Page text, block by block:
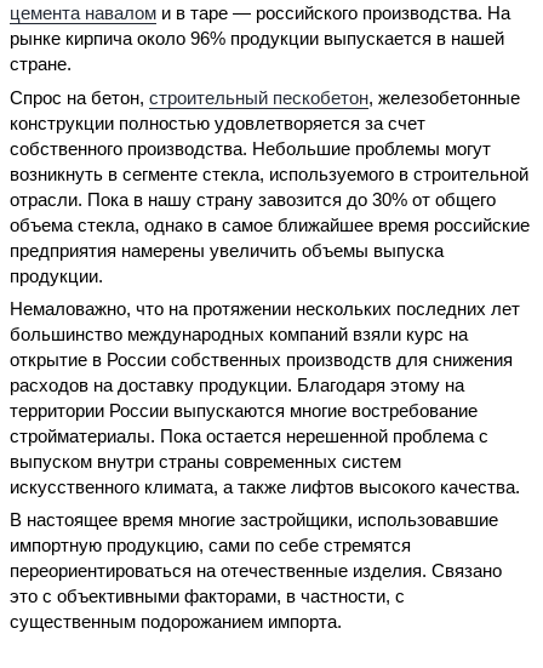
цемента навалом и в таре — российского производства. На
рынке кирпича около 96% продукции выпускается в нашей
стране.
Спрос на бетон, строительный пескобетон, железобетонные
конструкции полностью удовлетворяется за счет
собственного производства. Небольшие проблемы могут
возникнуть в сегменте стекла, используемого в строительной
отрасли. Пока в нашу страну завозится до 30% от общего
объема стекла, однако в самое ближайшее время российские
предприятия намерены увеличить объемы выпуска
продукции.
Немаловажно, что на протяжении нескольких последних лет
большинство международных компаний взяли курс на
открытие в России собственных производств для снижения
расходов на доставку продукции. Благодаря этому на
территории России выпускаются многие востребование
стройматериалы. Пока остается нерешенной проблема с
выпуском внутри страны современных систем
искусственного климата, а также лифтов высокого качества.
В настоящее время многие застройщики, использовавшие
импортную продукцию, сами по себе стремятся
переориентироваться на отечественные изделия. Связано
это с объективными факторами, в частности, с
существенным подорожанием импорта.